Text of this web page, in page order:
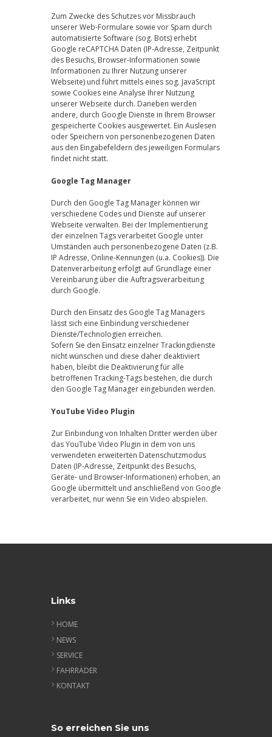
Zum Zwecke des Schutzes vor Missbrauch
unserer Web-Formulare sowie vor Spam durch
automatisierte Software (sog. Bots) erhebt
Google reCAPTCHA Daten (IP-Adresse, Zeitpunkt
des Besuchs, Browser-Informationen sowie
Informationen zu Ihrer Nutzung unserer
Webseite) und führt mittels eines sog. JavaScript
sowie Cookies eine Analyse Ihrer Nutzung
unserer Webseite durch. Daneben werden
andere, durch Google Dienste in Ihrem Browser
gespeicherte Cookies ausgewertet. Ein Auslesen
oder Speichern von personenbezogenen Daten
aus den Eingabefeldern des jeweiligen Formulars
findet nicht statt.
Google Tag Manager
Durch den Google Tag Manager können wir
verschiedene Codes und Dienste auf unserer
Webseite verwalten. Bei der Implementierung
der einzelnen Tags verarbeitet Google unter
Umständen auch personenbezogene Daten (z.B.
IP Adresse, Online-Kennungen (u.a. Cookies)). Die
Datenverarbeitung erfolgt auf Grundlage einer
Vereinbarung über die Auftragsverarbeitung
durch Google.
Durch den Einsatz des Google Tag Managers
lässt sich eine Einbindung verschiedener
Dienste/Technologien erreichen.
Sofern Sie den Einsatz einzelner Trackingdienste
nicht wünschen und diese daher deaktiviert
haben, bleibt die Deaktivierung für alle
betroffenen Tracking-Tags bestehen, die durch
den Google Tag Manager eingebunden werden.
YouTube Video Plugin
Zur Einbindung von Inhalten Dritter werden über
das YouTube Video Plugin in dem von uns
verwendeten erweiterten Datenschutzmodus
Daten (IP-Adresse, Zeitpunkt des Besuchs,
Geräte- und Browser-Informationen) erhoben, an
Google übermittelt und anschließend von Google
verarbeitet, nur wenn Sie ein Video abspielen.
Links
HOME
NEWS
SERVICE
FAHRRÄDER
KONTAKT
So erreichen Sie uns